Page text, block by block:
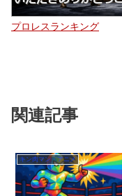
プロレスランキング
関連記事
キン肉マン・アニメ